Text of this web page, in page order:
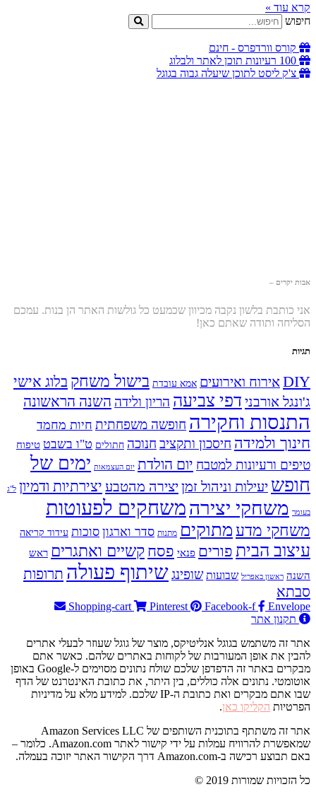
קרא עוד »
חיפוש
קורס וורדפרס - חינם
100 רעיונות תוכן לאתר ולבלוג
צ'ק ליסט לתוכן שיעלה גבוה בגוגל
אבות יקרים –
אני כותבת בלשון נקבה מכיוון שכמעט כל גולשות האתר הן בנות. עמכם
הסליחה ותודה שאתם כאן!
תגיות
DIYאירוח ואירועים אמא עובדת בישול משחק בלוג אישי
ג'ונגל אורבני דפי צביעה הריון ולידה השנה הראשונה
התנסות וחקירה חופשה משפחתית חיות מחמד
חינוך ולמידה חיסכון ותקציב חנוכה חתולים ט"ו בשבט טיפוח
טיפים ורעיונות למטבח יום הולדת יום העצמאות ימים של
חופש יעילות וניהול זמן יצירה מהטבע יצירתיות ודמיון ל"ג
בעומר משחקי יצירהמשחקים לפעוטות
משחקי מדע מתוקים מתנות סדר וארגון סוכות עידוד קריאה
עיצוב הבית פורים פנאי פסח קשיים ואתגרים ראש
השנה ראשון באפריל שבועות שופינגשיתוף פעולה תרופות
סבתא
Shopping-cart Pinterest Facebook-f
Envelope
תקנון אתר
אתר זה משתמש בגוגל אנליטיקס, מוצר של גוגל שעוזר לבעלי אתרים
להבין את אופן המעורבות של לקוחות באתרים שלהם. כאשר אתם
מבקרים באתר זה הדפדפן שלכם שולח נתונים מסוימים ל-Google באופן
אוטומטי. נתונים אלה כוללים, בין היתר, את כתובת האינטרנט של הדף
שבו אתם מבקרים ואת כתובת ה-IP שלכם. למידע מלא על מדיניות
הפרטיות הקליקו כאן.
אתר זה משתתף בתוכנית השותפים של Amazon Services LLC
שמאפשרת להרוויח עמלות על ידי קישור לאתר Amazon.com. כלומר –
באם תבוצע רכישה ב-Amazon.com דרך הקישור האתר יזוכה בעמלה.
© 2019 כל הזכויות שמורות